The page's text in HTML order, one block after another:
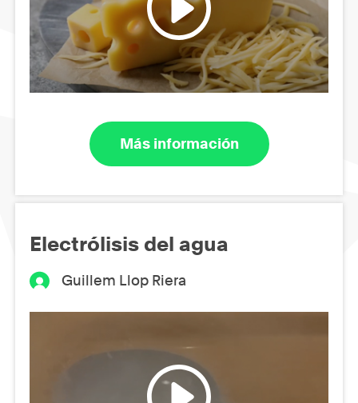
Más información
Electrólisis del agua
Guillem Llop Riera